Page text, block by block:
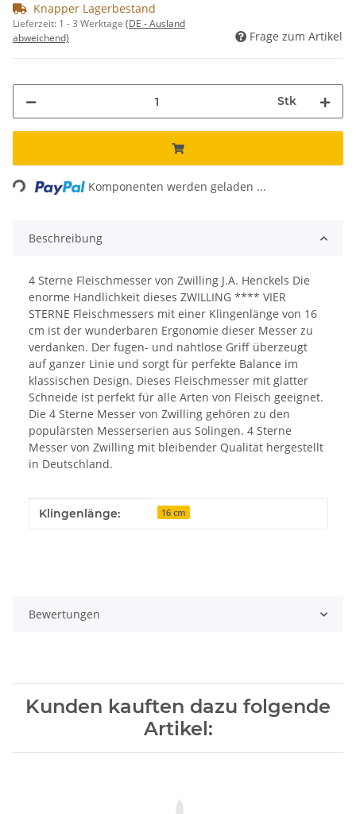
Knapper Lagerbestand
Lieferzeit: 1 - 3 Werktage (DE - Ausland
abweichend)
Frage zum Artikel
Stk
Komponenten werden geladen ...
Beschreibung
4 Sterne Fleischmesser von Zwilling J.A. Henckels Die
enorme Handlichkeit dieses ZWILLING **** VIER
STERNE Fleischmessers mit einer Klingenlänge von 16
cm ist der wunderbaren Ergonomie dieser Messer zu
verdanken. Der fugen- und nahtlose Griff überzeugt
auf ganzer Linie und sorgt für perfekte Balance im
klassischen Design. Dieses Fleischmesser mit glatter
Schneide ist perfekt für alle Arten von Fleisch geeignet.
Die 4 Sterne Messer von Zwilling gehören zu den
populärsten Messerserien aus Solingen. 4 Sterne
Messer von Zwilling mit bleibender Qualität hergestellt
in Deutschland.
Produkteigenschaft
Wert
Klingenlänge: 16 cm
Bewertungen
Kunden kauften dazu folgende
Artikel: